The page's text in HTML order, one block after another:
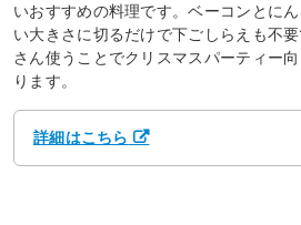
いおすすめの料理です。ベーコンとに
い大きさに切るだけで下ごしらえも不
さん使うことでクリスマスパーティー
ります。
詳細はこちら